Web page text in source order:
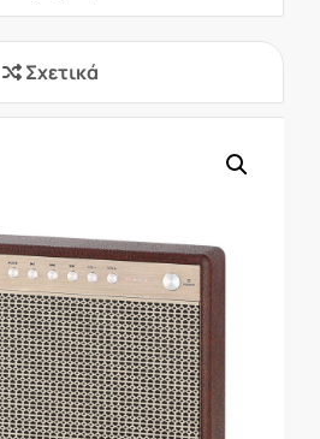
Σχετικά